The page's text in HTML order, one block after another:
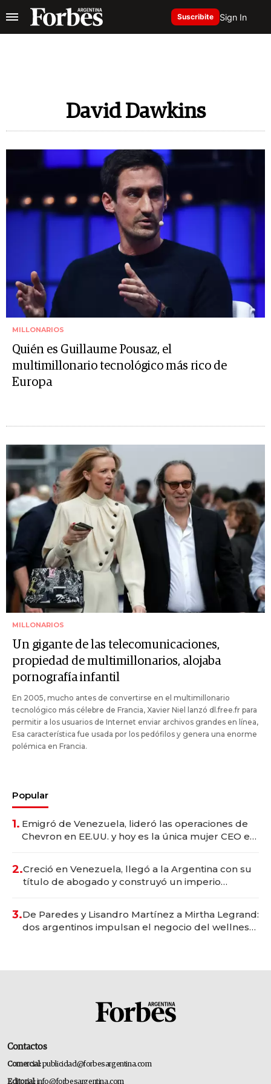
Suscribite Sign In
David Dawkins
MILLONARIOS
Quién es Guillaume Pousaz, el
multimillonario tecnológico más rico de
Europa
MILLONARIOS
Un gigante de las telecomunicaciones,
propiedad de multimillonarios, alojaba
pornografía infantil
En 2005, mucho antes de convertirse en el multimillonario
tecnológico más célebre de Francia, Xavier Niel lanzó dl.free.fr para
permitir a los usuarios de Internet enviar archivos grandes en línea,
Esa característica fue usada por los pedófilos y genera una enorme
polémica en Francia.
Popular
1. Emigró de Venezuela, lideró las operaciones de
Chevron en EE.UU. y hoy es la única mujer CEO en
2.Creció en Venezuela, llegó a la Argentina con su
título de abogado y construyó un imperio
3.De Paredes y Lisandro Martínez a Mirtha Legrand:
dos argentinos impulsan el negocio del wellness
Contactos
Comercial:publicidad@forbesargentina.com
Editorial:info@forbesargentina.com